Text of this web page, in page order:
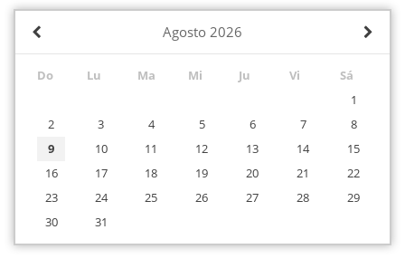
Agosto 2026
Do Lu Ma Mi Ju Vi
Sá
1
2
3 4 5 6 7
8
9
10 11 12 13 14
15
16
17 18 19 20 21
22
23
24 25 26 27 28
29
30
31